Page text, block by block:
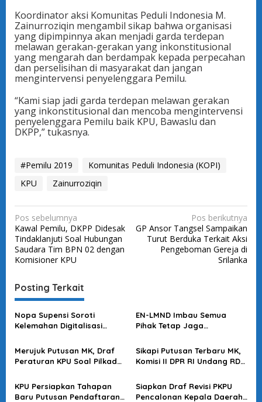
Koordinator aksi Komunitas Peduli Indonesia M.
Zainurroziqin mengambil sikap bahwa organisasi
yang dipimpinnya akan menjadi garda terdepan
melawan gerakan-gerakan yang inkonstitusional
yang mengarah dan berdampak kepada perpecahan
dan perselisihan di masyarakat dan jangan
mengintervensi penyelenggara Pemilu.
“Kami siap jadi garda terdepan melawan gerakan
yang inkonstitusional dan mencoba mengintervensi
penyelenggara Pemilu baik KPU, Bawaslu dan
DKPP,” tukasnya.
#Pemilu 2019
Komunitas Peduli Indonesia (KOPI)
KPU
Zainurroziqin
N
a
v
i
g
a
s
i
p
o
s
Pos sebelumnya
Kawal Pemilu, DKPP Didesak
Tindaklanjuti Soal Hubungan
Saudara Tim BPN 02 dengan
Komisioner KPU
Pos berikutnya
GP Ansor Tangsel Sampaikan
Turut Berduka Terkait Aksi
Pengeboman Gereja di
Srilanka
Posting Terkait
Nopa Supensi Soroti
Kelemahan Digitalisasi
Sistem agar Tak Jadi
Sumber Misinformasi
EN-LMND Imbau Semua
Pihak Tetap Jaga
Pasca Pilkada 2024
Merujuk Putusan MK, Draf
Peraturan KPU Soal Pilkada
Sikapi Putusan Terbaru MK,
Komisi II DPR RI Undang RDP
& Kemendagri bahas
Rancangan PKPU
KPU Persiapkan Tahapan
Baru Putusan Pendaftaran
Siapkan Draf Revisi PKPU
Pencalonan Kepala Daerah,